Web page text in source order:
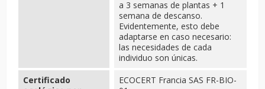
a 3 semanas de plantas + 1
semana de descanso.
Evidentemente, esto debe
adaptarse en caso necesario:
las necesidades de cada
individuo son únicas.
Certificado
ECOCERT Francia SAS FR-BIO-